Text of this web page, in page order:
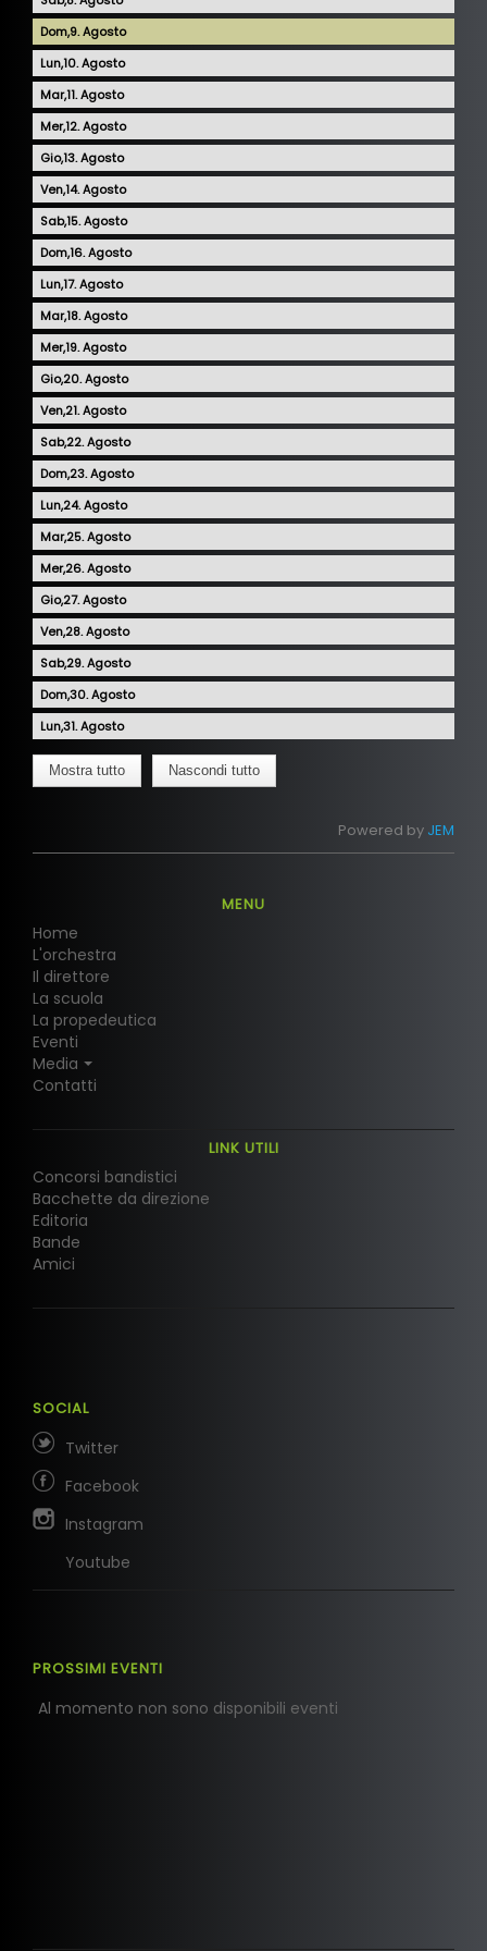
Youtube
Contatti
9
10
11
12
13
14
15
16
17
18
19
20
21
22
23
24
25
26
27
28
29
30
31
Mostra tutto Nascondi tutto
Powered by JEM
MENU
Home
L'orchestra
Il direttore
La scuola
La propedeutica
Eventi
Media
Contatti
LINK UTILI
Concorsi bandistici
Bacchette da direzione
Editoria
Bande
Amici
SOCIAL
Twitter
Facebook
Instagram
Youtube
PROSSIMI EVENTI
Al momento non sono disponibili eventi